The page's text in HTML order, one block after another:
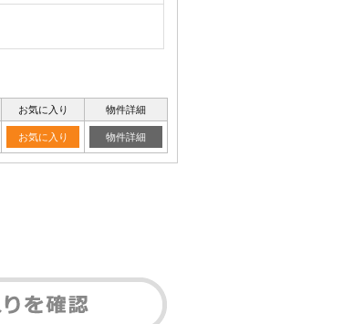
お気に入り 物件詳細
お気に入り 物件詳細